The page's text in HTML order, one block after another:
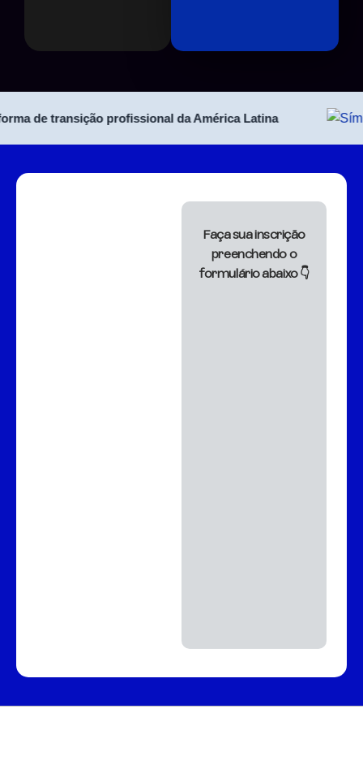
de transição profissional da América Latina
Faça sua inscrição
preenchendo o
formulário abaixo 👇